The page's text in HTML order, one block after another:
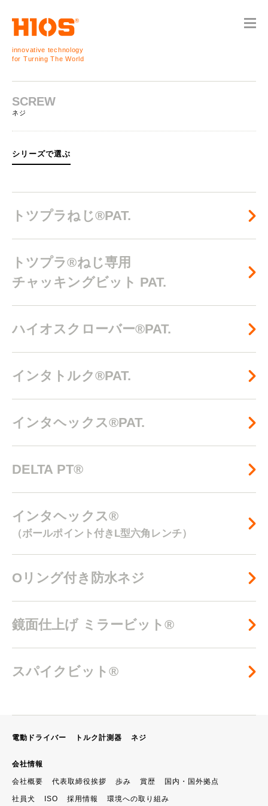
innovative technology
for Turning The World
SCREW
ネジ
シリーズで選ぶ
トツプラねじ®PAT.
トツプラ®ねじ専用
チャッキングビット PAT.
ハイオスクローバー®PAT.
インタトルク®PAT.
インタヘックス®PAT.
DELTA PT®
インタヘックス®
（ボールポイント付きL型六角レンチ）
Oリング付き防水ネジ
鏡面仕上げ ミラービット®
スパイクビット®
電動ドライバー トルク計測器 ネジ
会社情報
会社概要 代表取締役挨拶 歩み 賞歴 国内・国外拠点
社員犬 ISO 採用情報 環境への取り組み